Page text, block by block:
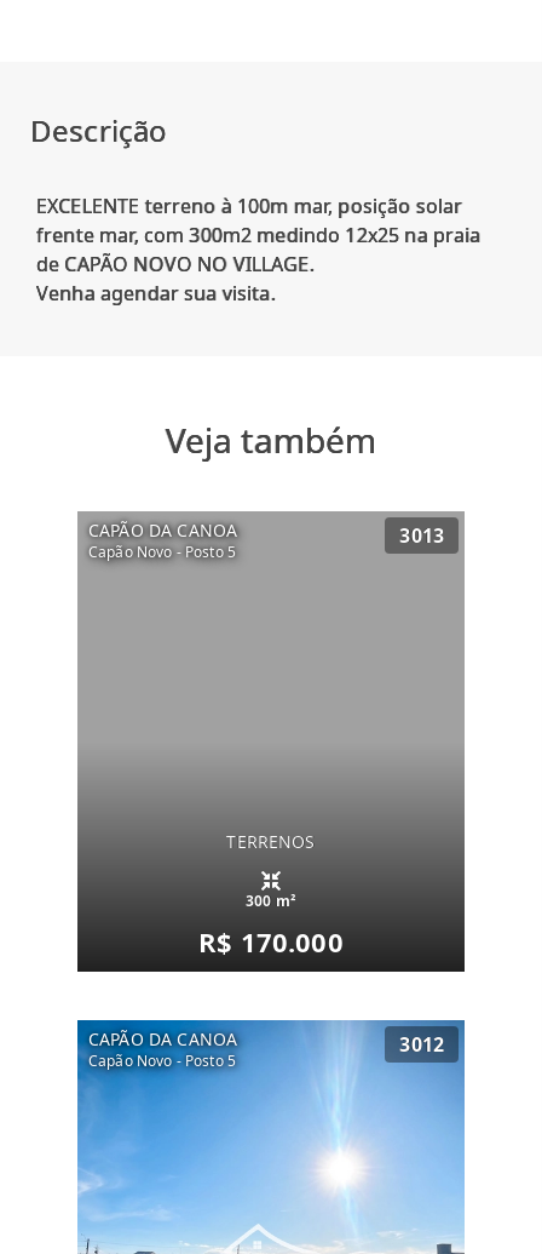
Descrição
EXCELENTE terreno à 100m mar, posição solar
frente mar, com 300m2 medindo 12x25 na praia
de CAPÃO NOVO NO VILLAGE.
Venha agendar sua visita.
Veja também
CAPÃO DA CANOA
Capão Novo - Posto 5
3013
TERRENOS
300 m²
R$ 170.000
CAPÃO DA CANOA
Capão Novo - Posto 5
3012